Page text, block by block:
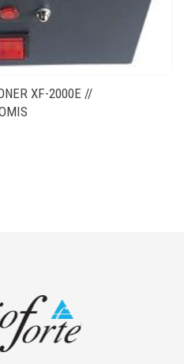
XF-2000E //